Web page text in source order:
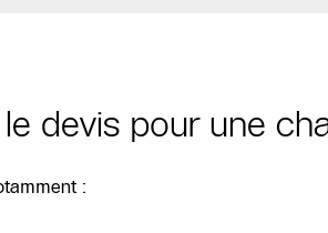
devis pour une
: